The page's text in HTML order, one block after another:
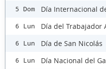
5 Dom Día Internacional
6 Lun Día del Trabajador
6 Lun Día de San Nicolás
6 Lun Día Nacional del